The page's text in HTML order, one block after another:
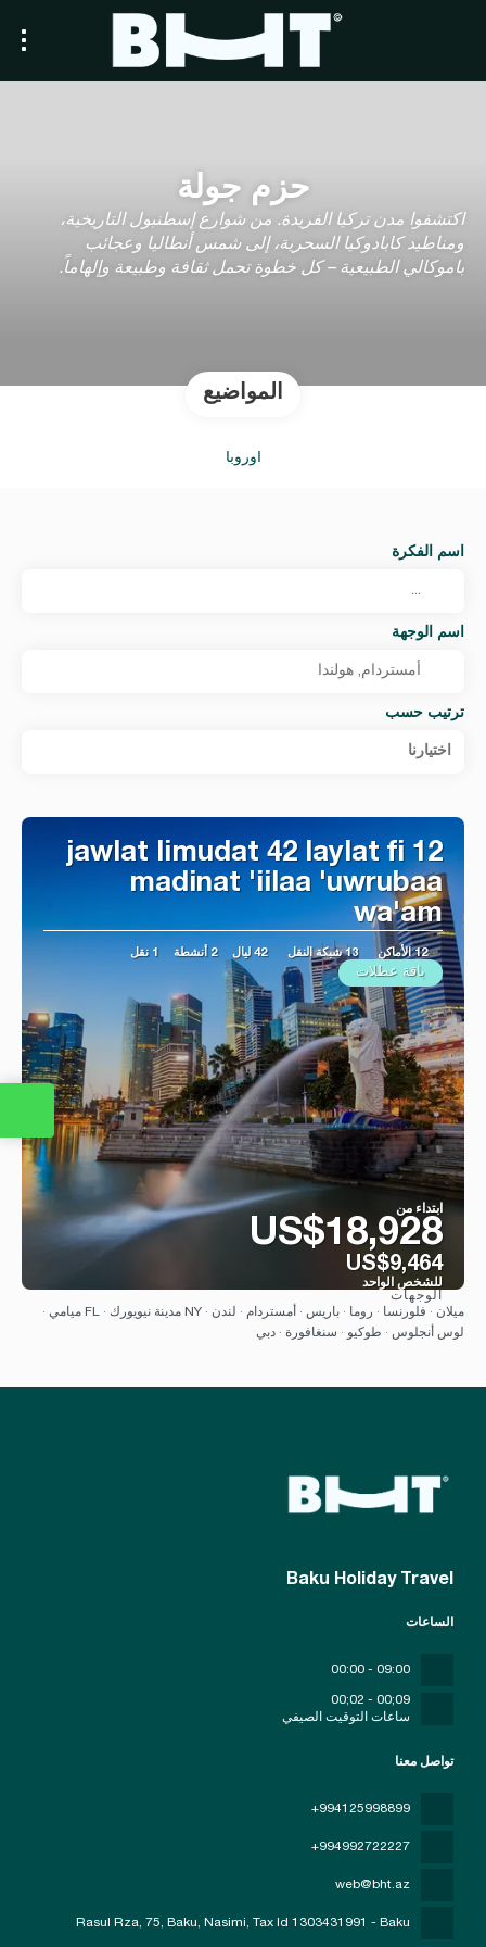
حزم جولة
اكتشفوا مدن تركيا الفريدة. من شوارع إسطنبول التاريخية،
ومناطيد كابادوكيا السحرية، إلى شمس أنطاليا وعجائب
باموكالي الطبيعية – كل خطوة تحمل ثقافة وطبيعة وإلهاماً.
المواضيع
أوروبا
اسم الفكرة
اسم الوجهة
ترتيب حسب
اختيارنا
jawlat limudat 42 laylat fi 12
madinat 'iilaa 'uwrubaa
wa'am
12 الأماكن 13 شبكة النقل 42 ليال 2 أنشطة 1 نقل
باقة عطلات
ابتداء من
US$18,928
US$9,464
للشخص الواحد
شاهد
الوجهات
ميلان · فلورنسا · روما · باريس · أمستردام · لندن · NY مدينة نيويورك · FL ميامي ·
لوس أنجلوس · طوكيو · سنغافورة · دبي
Baku Holiday Travel
تواصل معنا
+994125998899
+994992722227
web@bht.az
Rasul Rza, 75, Baku, Nasimi, Tax Id 1303431991 - Baku
الساعات
09:00 - 00:00
09;00 - 02;00
ساعات التوقيت الصيفي